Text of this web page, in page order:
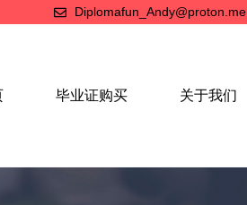
Diplomafun_Andy@proton.me
毕业证购买 关于我们